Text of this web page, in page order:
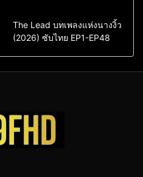
ซีรี่ย์เกาหลีซับไทย
Drama
ซีรี่ย์จีน
ซีรี่ย์จีนซับไทย
The Lead บทเพลงแห่งนางงิ้ว
(2026) ซับไทย EP1-EP48